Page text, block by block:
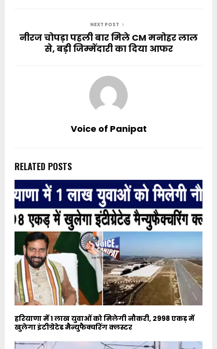
NEXT POST
नीरज चोपड़ा पहली बार मिले CM मनोहर लाल
से, बड़ी जिम्मेंदारी का दिया आफर
Voice of Panipat
RELATED POSTS
हरियाणा में 1 लाख युवाओं को मिलेगी नौकरी, 2998 एकड़ में
खुलेगा इंटीग्रेटेड मैन्युफैक्चरिंग क्लस्टर